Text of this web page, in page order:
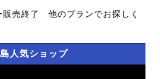
販売終了 他のプランでお探しく
人気ショップ